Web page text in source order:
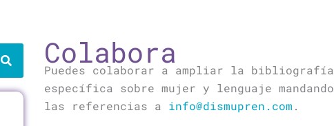
Colabora
Puedes colaborar a ampliar la bibliografía
específica sobre mujer y lenguaje mandando
las referencias a info@dismupren.com .